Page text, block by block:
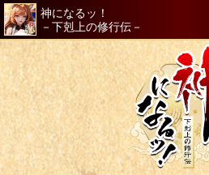
神になるッ！
－下剋上の修行伝－